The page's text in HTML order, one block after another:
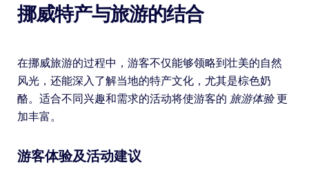
挪威特产与旅游的结合
在挪威旅游的过程中，游客不仅能够领略到壮美的自然
风光，还能深入了解当地的特产文化，尤其是棕色奶
酪。适合不同兴趣和需求的活动将使游客的 旅游体验更
加丰富。
游客体验及活动建议